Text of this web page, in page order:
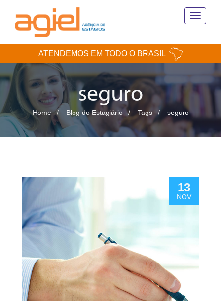
Toggle
ATENDEMOS EM TODO O BRASIL
seguro
Home Blog do Estagiário Tags seguro
13
NOV